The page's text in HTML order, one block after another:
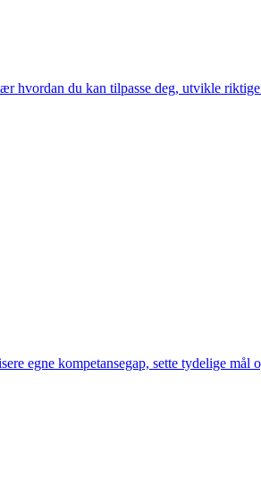
du kan tilpasse deg, utvikle
egne kompetansegap, sette tydelige